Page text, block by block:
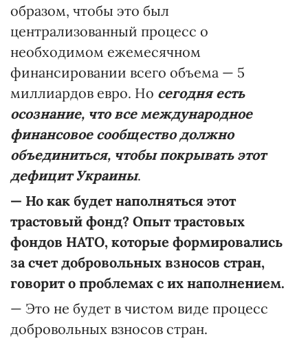
образом, чтобы это был
централизованный процесс о
необходимом ежемесячном
финансировании всего объема — 5
миллиардов евро. Но сегодня есть
осознание, что все международное
финансовое сообщество должно
объединиться, чтобы покрывать этот
дефицит Украины.
— Но как будет наполняться этот
трастовый фонд? Опыт трастовых
фондов НАТО, которые формировались
за счет добровольных взносов стран,
говорит о проблемах с их наполнением.
— Это не будет в чистом виде процесс
добровольных взносов стран.